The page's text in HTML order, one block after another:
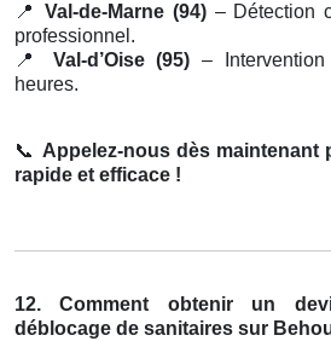
📍
Val-de-Marne (94)– Détection
professionnel.
📍
Val-d’Oise (95) –
heures.
📞 Appelez-nous dès maintenant
rapide et efficace !
12. Comment obtenir un
déblocage de sanitaires sur